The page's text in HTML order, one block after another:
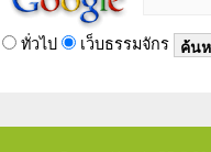
ทั่วไป เว็บธรรมจักร